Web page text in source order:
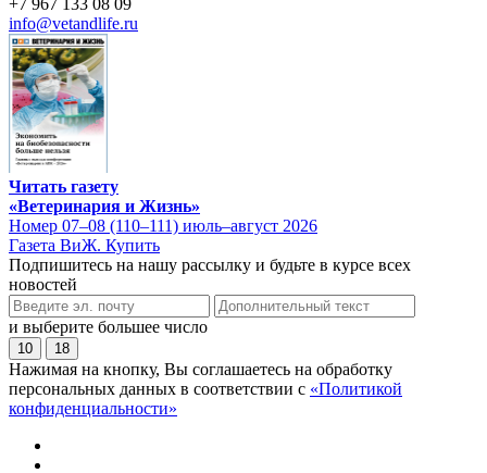
+7 967 133 08 09
info@vetandlife.ru
Читать газету
«Ветеринария и Жизнь»
Номер 07–08 (110–111) июль–август 2026
Газета ВиЖ. Купить
Подпишитесь на нашу рассылку и будьте в курсе всех
новостей
и выберите большее число
10 18
Нажимая на кнопку, Вы соглашаетесь на обработку
персональных данных в соответствии с «Политикой
конфиденциальности»